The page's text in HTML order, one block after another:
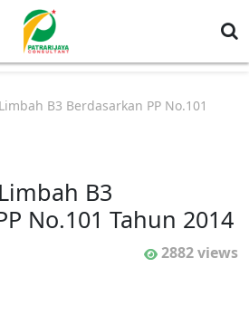
B3 Berdasarkan PP No.101
B3
No.101 Tahun 2014
2882 views